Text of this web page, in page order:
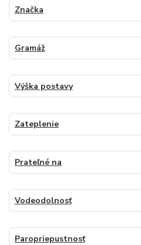
Značka
Gramáž
Výška postavy
Zateplenie
Prateľné na
Vodeodolnosť
Paropriepustnosť